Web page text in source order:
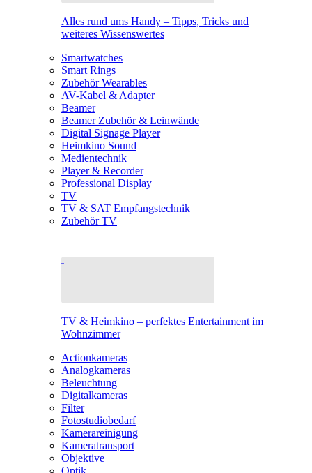
Alles rund ums Handy – Tipps, Tricks und
weiteres Wissenswertes
Smartwatches
Smart Rings
Zubehör Wearables
AV-Kabel & Adapter
Beamer
Beamer Zubehör & Leinwände
Digital Signage Player
Heimkino Sound
Medientechnik
Player & Recorder
Professional Display
TV
TV & SAT Empfangstechnik
Zubehör TV
TV & Heimkino – perfektes Entertainment im
Wohnzimmer
Actionkameras
Analogkameras
Beleuchtung
Digitalkameras
Filter
Fotostudiobedarf
Kamerareinigung
Kameratransport
Objektive
Optik